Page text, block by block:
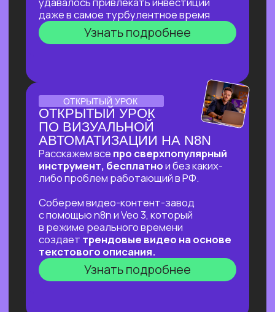
ОНЛАЙН-ПРАКТИКУМ
ПО НЕЙРОСЕТЯМ
ДЛЯ САМОЗАНЯТЫХ,
РУКОВОДИТЕЛЕЙ
И ВЛАДЕЛЬЦЕВ БИЗНЕСА
разбираться
ОНЛАЙН-ПРАКТИКУМ
ОНЛАЙН-ПРАКТИКУМ
ДЛЯ ТЕХ, КТО УЖЕ НА
«ТЫ»С НЕЙРОСЕТЯМИ
В прямом эфире соберем «контент-
завод» для блога с автоматической
созданием иллюстраций к ним
и автопостингом!
⚡Никакой «базы» и «основ» —
приходи за действительно мощной
экспертизой в ИИ и узнай, что взять
от нейросетей уверенным
пользователям!
Узнать подробнее